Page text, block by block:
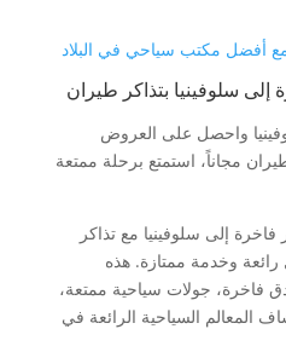
أفضل مكتب سياحي في البلاد
سلوفينيا بتذاكر طيران
واحصل على العروض
مجاناً، استمتع برحلة ممتعة
إلى سلوفينيا مع تذاكر
وخدمة ممتازة. هذه
فاخرة، جولات سياحية ممتعة،
المعالم السياحية الرائعة في